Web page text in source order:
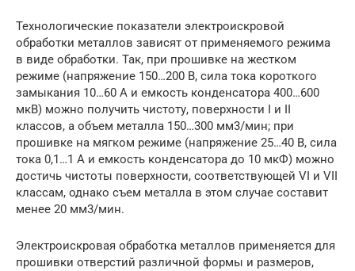
Технологические показатели электроискровой
обработки металлов зависят от применяемого режима
в виде обработки. Так, при прошивке на жестком
режиме (напряжение 150…200 В, сила тока короткого
замыкания 10…60 А и емкость конденсатора 400…600
мкВ) можно получить чистоту, поверхности I и II
классов, а объем металла 150…300 мм3/мин; при
прошивке на мягком режиме (напряжение 25…40 В, сила
тока 0,1…1 А и емкость конденсатора до 10 мкФ) можно
достичь чистоты поверхности, соответствующей VI и VII
классам, однако съем металла в этом случае составит
менее 20 мм3/мин.
Электроискровая обработка металлов применяется для
прошивки отверстий различной формы и размеров,